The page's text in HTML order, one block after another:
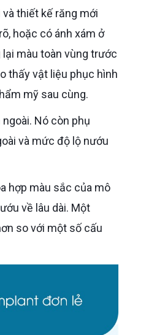
thiết kế răng mới
hoặc có ánh xám ở
màu toàn vùng trước
thấy vật liệu phục hình
mỹ sau cùng.
và mức độ lộ nướu
về lâu dài. Một
so với một số cấu